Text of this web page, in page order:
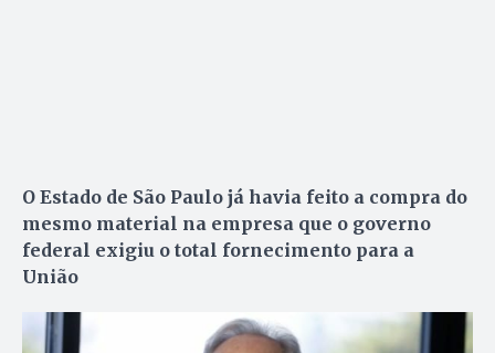
O Estado de São Paulo já havia feito a compra do
mesmo material na empresa que o governo
federal exigiu o total fornecimento para a
União